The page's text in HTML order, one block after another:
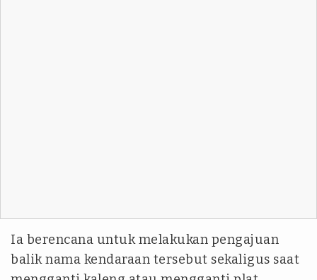
Ia berencana untuk melakukan pengajuan
balik nama kendaraan tersebut sekaligus saat